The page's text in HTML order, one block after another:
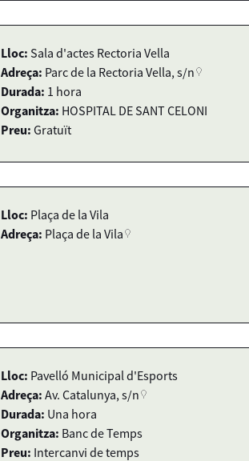
Lloc: Sala d'actes Rectoria Vella
Adreça: Parc de la Rectoria Vella, s/n
Durada: 1 hora
Organitza: HOSPITAL DE SANT CELONI
Preu: Gratuït
Lloc: Plaça de la Vila
Adreça: Plaça de la Vila
Lloc: Pavelló Municipal d'Esports
Adreça: Av. Catalunya, s/n
Durada: Una hora
Organitza: Banc de Temps
Preu: Intercanvi de temps